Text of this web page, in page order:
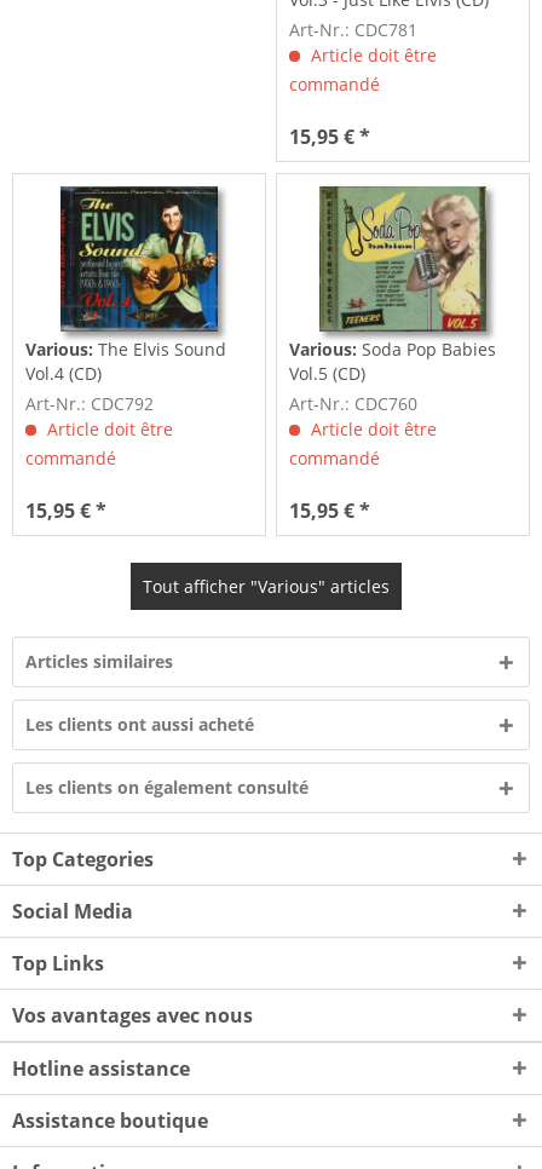
Art-Nr.: CDC781
Article doit être
commandé
15,95 € *
Various: The Elvis Sound
Vol.4 (CD)
Art-Nr.: CDC792
Article doit être
commandé
15,95 € *
Various: Soda Pop Babies
Vol.5 (CD)
Art-Nr.: CDC760
Article doit être
commandé
15,95 € *
Tout afficher "Various" articles
Articles similaires
Les clients ont aussi acheté
Les clients on également consulté
Top Categories
Social Media
Top Links
Vos avantages avec nous
Hotline assistance
Assistance boutique